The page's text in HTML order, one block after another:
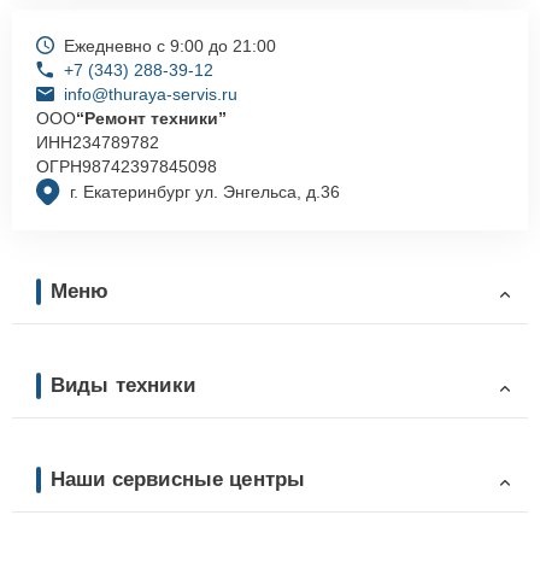
г. Екатеринбург ул. Энгельса, д.36
Ежедневно с 9:00 до 21:00
+7 (343) 288-39-12
info@thuraya-servis.ru
ООО“Ремонт техники”
ИНН234789782
ОГРН98742397845098
Меню
Виды техники
Наши сервисные центры